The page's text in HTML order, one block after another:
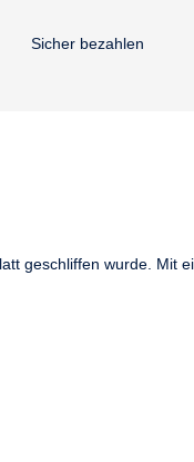
Sicher bezahlen
geschliffen wurde. Mit